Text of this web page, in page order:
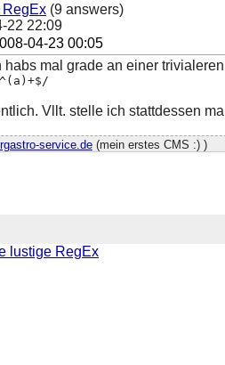
(9 answers)
22 22:09
04-23 00:05
habs mal grade an einer
Vllt. stelle ich stattdessen
service.de(mein erstes CMS :) )
lustige RegEx